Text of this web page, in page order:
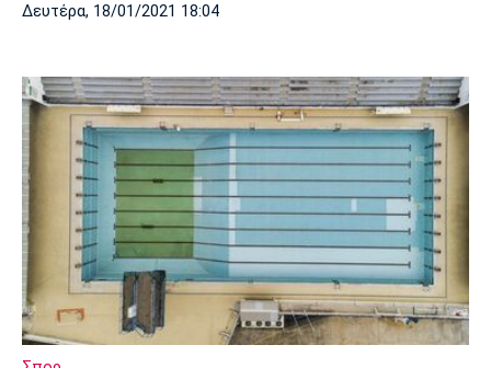
Δευτέρα, 18/01/2021 18:04